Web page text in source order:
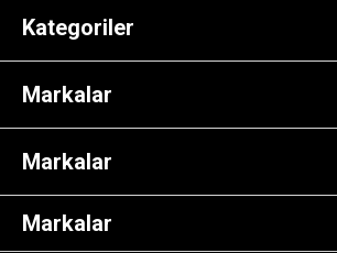
Kategoriler
Markalar
Markalar
Markalar